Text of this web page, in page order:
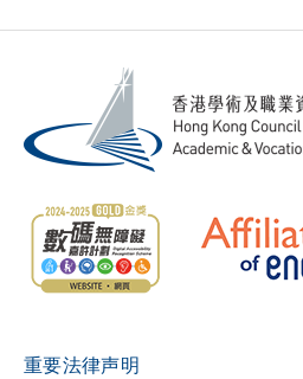
重要法律声明